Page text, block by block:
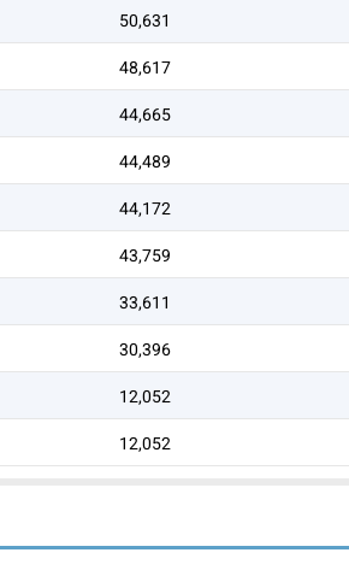
50,631
48,617
44,665
44,489
44,172
43,759
33,611
30,396
12,052
12,052